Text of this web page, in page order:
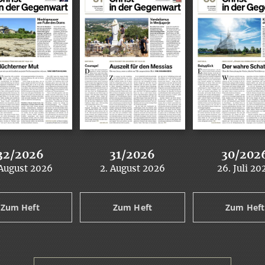
2026
: 2026
Zum Heft
31/2026
:
2. August 2026
Zum Heft
30/
:
26. Juli
Zum Heft